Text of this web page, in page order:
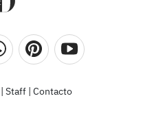
Staff| Contacto